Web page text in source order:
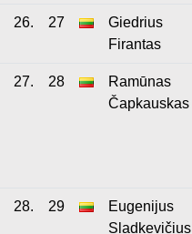
26. 27
Giedrius
Firantas
27. 28
Ramūnas
Čapkauskas
28. 29
Eugenijus
Sladkevičius